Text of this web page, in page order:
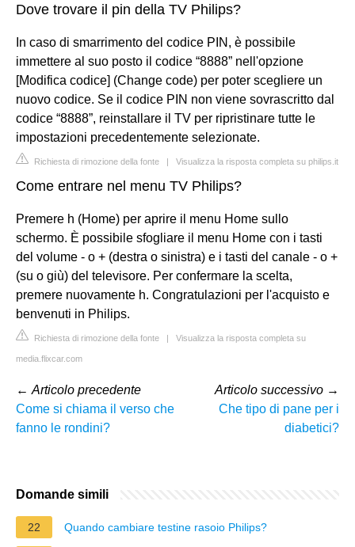
Dove trovare il pin della TV Philips?
In caso di smarrimento del codice PIN, è possibile
immettere al suo posto il codice “8888” nell'opzione
[Modifica codice] (Change code) per poter scegliere un
nuovo codice. Se il codice PIN non viene sovrascritto dal
codice “8888”, reinstallare il TV per ripristinare tutte le
impostazioni precedentemente selezionate.
Richiesta di rimozione della fonte | Visualizza la risposta completa su philips.it
Come entrare nel menu TV Philips?
Premere h (Home) per aprire il menu Home sullo
schermo. È possibile sfogliare il menu Home con i tasti
del volume - o + (destra o sinistra) e i tasti del canale - o +
(su o giù) del televisore. Per confermare la scelta,
premere nuovamente h. Congratulazioni per l'acquisto e
benvenuti in Philips.
Richiesta di rimozione della fonte | Visualizza la risposta completa su
media.flixcar.com
← Articolo precedente
Come si chiama il verso che
fanno le rondini?
Articolo successivo →
Che tipo di pane per i
diabetici?
Domande simili
22 Quando cambiare testine rasoio Philips?